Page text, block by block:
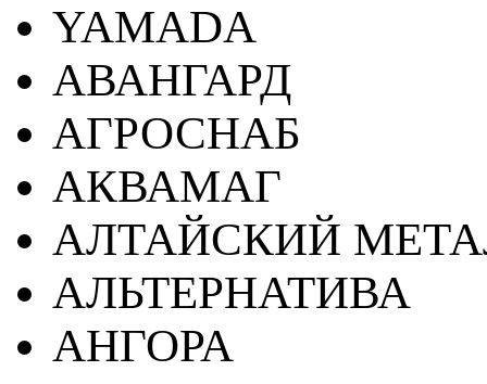
YAMADA
АВАНГАРД
АГРОСНАБ
АКВАМАГ
АЛТАЙСКИЙ
АЛЬТЕРНАТИВА
АНГОРА